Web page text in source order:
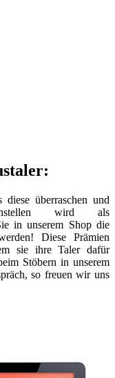
diese überraschen und
wird als
in unserem Shop die
Diese Prämien
sie ihre Taler dafür
Stöbern in unserem
so freuen wir uns